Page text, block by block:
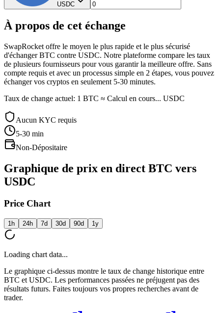
USDC
À propos de cet échange
SwapRocket offre le moyen le plus rapide et le plus sécurisé
d'échanger BTC contre USDC. Notre plateforme compare les taux
de plusieurs fournisseurs pour vous garantir la meilleure offre. Sans
compte requis et avec un processus simple en 2 étapes, vous pouvez
échanger vos cryptos en seulement 5-30 minutes.
Taux de change actuel: 1 BTC ≈ Calcul en cours... USDC
Aucun KYC requis
5-30 min
Non-Dépositaire
Graphique de prix en direct BTC vers
USDC
Price Chart
1h 24h 7d 30d 90d 1y
Loading chart data...
Le graphique ci-dessus montre le taux de change historique entre
BTC et USDC. Les performances passées ne préjugent pas des
résultats futurs. Faites toujours vos propres recherches avant de
trader.